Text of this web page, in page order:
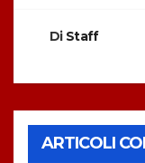
Di Staff
ARTICOLI